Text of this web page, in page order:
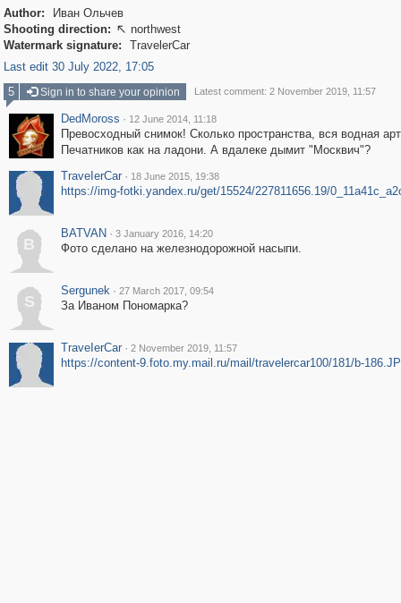
Author:
Иван Ольчев
Shooting direction:  northwest
Watermark signature:
TravelerCar
Last edit 30 July 2022, 17:05
5
Sign in to share your opinion Latest comment: 2 November 2019, 11:57
DedMoross · 12 June 2014, 11:18
Превосходный снимок! Сколько пространства, вся водная
Печатников как на ладони. А вдалеке дымит "Москвич"?
ТrаvеIеrCar · 18 June 2015, 19:38
https://img-fotki.yandex.ru/get/15524/227811656.19/
B
BATVAN · 3 January 2016, 14:20
Фото сделано на железнодорожной насыпи.
S
Sergunek · 27 March 2017, 09:54
За Иваном Пономарка?
ТrаvеIеrCar · 2 November 2019, 11:57
https://content-9.foto.my.mail.ru/mail/travelercar100/181/b-